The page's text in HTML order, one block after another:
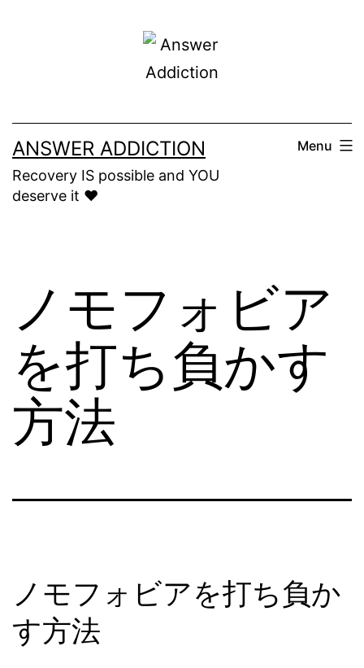
ANSWER ADDICTION
Recovery IS possible and YOU
deserve it ❤️
Menu
ノモフォビア
を打ち負かす
方法
ノモフォビアを打ち負か
す方法